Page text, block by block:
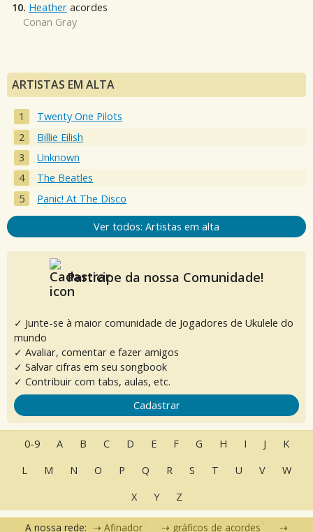
10. Heather acordes
Conan Gray
ARTISTAS EM ALTA
Twenty One Pilots
Billie Eilish
Unknown
The Beatles
Panic! At The Disco
Ver todos: Artistas em alta
Participe da nossa Comunidade!
✓ Junte-se à maior comunidade de Jogadores de Ukulele do
mundo
✓ Avaliar, comentar e fazer amigos
✓ Salvar cifras em seu songbook
✓ Contribuir com tabs, aulas, etc.
Cadastrar
0-9 A B C D E F G H I J
K
L
M N O P Q R S T U V
W
X
Y Z
A nossa rede: Afinador gráficos de acordes